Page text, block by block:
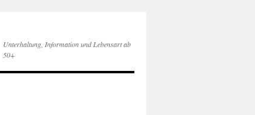
Unterhaltung, Information und Lebensart ab
50+